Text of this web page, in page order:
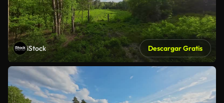
iStock Descargar Gratis